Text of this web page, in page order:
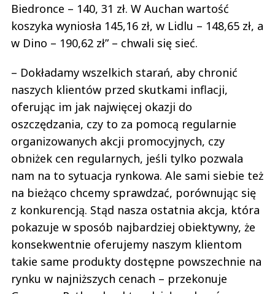
Biedronce – 140, 31 zł. W Auchan wartość
koszyka wyniosła 145,16 zł, w Lidlu – 148,65 zł, a
w Dino – 190,62 zł” – chwali się sieć.
– Dokładamy wszelkich starań, aby chronić
naszych klientów przed skutkami inflacji,
oferując im jak najwięcej okazji do
oszczędzania, czy to za pomocą regularnie
organizowanych akcji promocyjnych, czy
obniżek cen regularnych, jeśli tylko pozwala
nam na to sytuacja rynkowa. Ale sami siebie też
na bieżąco chcemy sprawdzać, porównując się
z konkurencją. Stąd nasza ostatnia akcja, która
pokazuje w sposób najbardziej obiektywny, że
konsekwentnie oferujemy naszym klientom
takie same produkty dostępne powszechnie na
rynku w najniższych cenach – przekonuje